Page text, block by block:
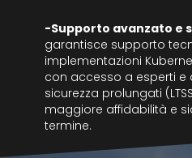
-Supporto avanzato e
garantisce supporto
implementazioni
con accesso a esperti e
sicurezza prolungati
maggiore affidabilità e
termine.